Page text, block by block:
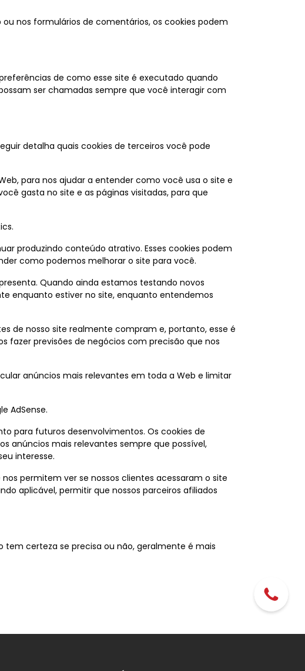
nos formulários de comentários, os cookies podem
de como esse site é executado quando
ser chamadas sempre que você interagir com
detalha quais cookies de terceiros você pode
para nos ajudar a entender como você usa o site e
gasta no site e as páginas visitadas, para que
produzindo conteúdo atrativo. Esses cookies podem
como podemos melhorar o site para você.
Quando ainda estamos testando novos
enquanto estiver no site, enquanto entendemos
de nosso site realmente compram e, portanto, esse é
fazer previsões de negócios com precisão que nos
anúncios mais relevantes em toda a Web e limitar
AdSense.
para futuros desenvolvimentos. Os cookies de
anúncios mais relevantes sempre que possível,
interesse.
permitem ver se nossos clientes acessaram o site
aplicável, permitir que nossos parceiros afiliados
certeza se precisa ou não, geralmente é mais